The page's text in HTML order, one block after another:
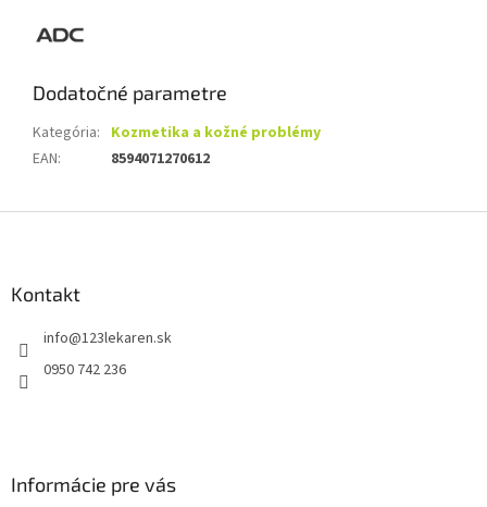
Dodatočné parametre
Kategória: Kozmetika a kožné problémy
EAN: 8594071270612
Kontakt
info@123lekaren.sk
0950 742 236
Informácie pre vás